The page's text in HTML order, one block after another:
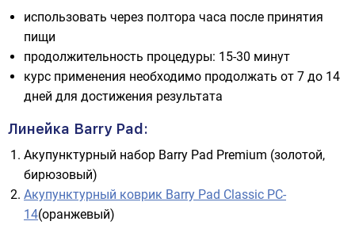
использовать через полтора часа после принятия
пищи
продолжительность процедуры: 15-30 минут
курс применения необходимо продолжать от 7 до 14
дней для достижения результата
Линейка Barry Pad:
Акупунктурный набор Barry Pad Premium (золотой,
бирюзовый)
Акупунктурный коврик Barry Pad Classic PC-
14(оранжевый)